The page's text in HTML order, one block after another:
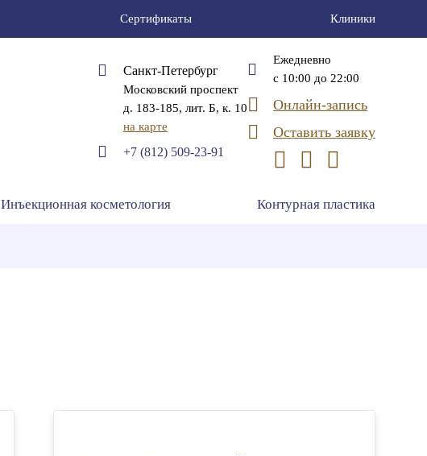
Сертификаты Клиники
Санкт-Петербург
Московский проспект
д. 183-185, лит. Б, к. 10
на карте
+7 (812) 509-23-91
Ежедневно
с 10:00 до 22:00
Онлайн-запись
Оставить заявку
Инъекционная косметология Контурная пластика